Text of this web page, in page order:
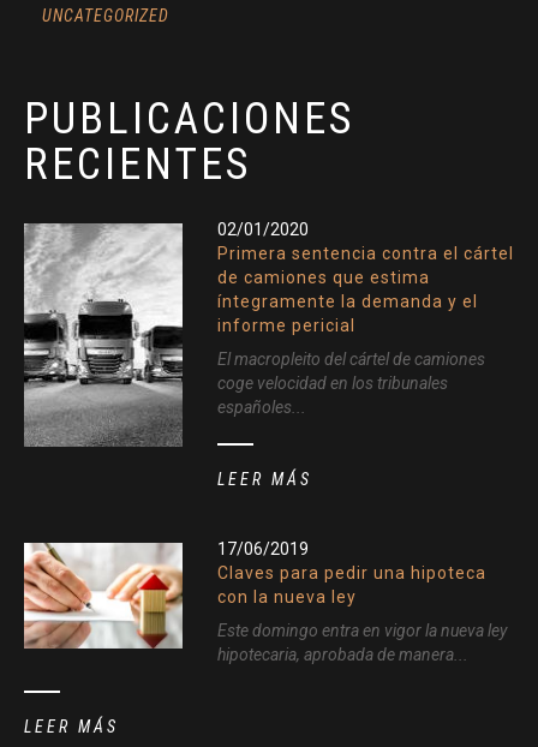
UNCATEGORIZED
PUBLICACIONES
RECIENTES
02/01/2020
Primera sentencia contra el cártel
de camiones que estima
íntegramente la demanda y el
informe pericial
El macropleito del cártel de camiones
coge velocidad en los tribunales
españoles...
LEER MÁS
17/06/2019
Claves para pedir una hipoteca
con la nueva ley
Este domingo entra en vigor la nueva ley
hipotecaria, aprobada de manera...
LEER MÁS